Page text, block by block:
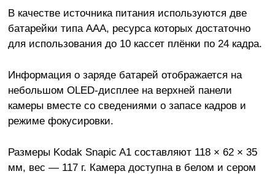
В качестве источника питания используются две
батарейки типа ААА, ресурса которых достаточно
для использования до 10 кассет плёнки по 24 кадра.
Информация о заряде батарей отображается на
небольшом OLED-дисплее на верхней панели
камеры вместе со сведениями о запасе кадров и
режиме фокусировки.
Размеры Kodak Snapic A1 составляют 118 × 62 × 35
мм, вес — 117 г. Камера доступна в белом и сером